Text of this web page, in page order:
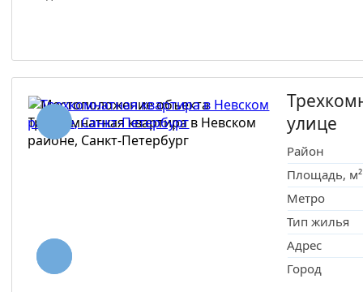
улице
Район
Площадь, м²
Метро
Тип жилья
Адрес
Город